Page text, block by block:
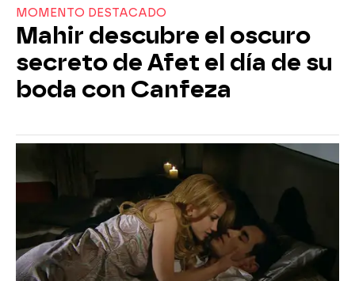
MOMENTO DESTACADO
Mahir descubre el oscuro
secreto de Afet el día de su
boda con Canfeza